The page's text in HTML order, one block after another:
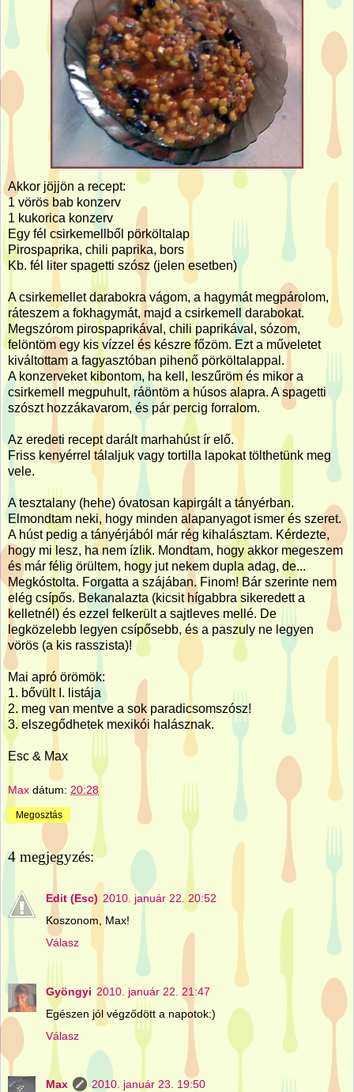
Akkor jöjjön a recept:
1 vörös bab konzerv
1 kukorica konzerv
Egy fél csirkemellből pörköltalap
Pirospaprika, chili paprika, bors
Kb. fél liter spagetti szósz (jelen esetben)
A csirkemellet darabokra vágom, a hagymát megpárolom,
ráteszem a fokhagymát, majd a csirkemell darabokat.
Megszórom pirospaprikával, chili paprikával, sózom,
felöntöm egy kis vízzel és készre főzöm. Ezt a műveletet
kiváltottam a fagyasztóban pihenő pörköltalappal.
A konzerveket kibontom, ha kell, leszűröm és mikor a
csirkemell megpuhult, ráöntöm a húsos alapra. A spagetti
szószt hozzákavarom, és pár percig forralom.
Az eredeti recept darált marhahúst ír elő.
Friss kenyérrel tálaljuk vagy tortilla lapokat tölthetünk meg
vele.
A tesztalany (hehe) óvatosan kapirgált a tányérban.
Elmondtam neki, hogy minden alapanyagot ismer és szeret.
A húst pedig a tányérjából már rég kihalásztam. Kérdezte,
hogy mi lesz, ha nem ízlik. Mondtam, hogy akkor megeszem
és már félig örültem, hogy jut nekem dupla adag, de...
Megkóstolta. Forgatta a szájában. Finom! Bár szerinte nem
elég csípős. Bekanalazta (kicsit hígabbra sikeredett a
kelletnél) és ezzel felkerült a sajtleves mellé. De
legközelebb legyen csípősebb, és a paszuly ne legyen
vörös (a kis rasszista)!
Mai apró örömök:
1. bővült I. listája
2. meg van mentve a sok paradicsomszósz!
3. elszegődhetek mexikói halásznak.
Esc & Max
Max dátum: 20:28
Megosztás
4 megjegyzés:
Edit (Esc) 2010. január 22. 20:52
Koszonom, Max!
Válasz
Gyöngyi 2010. január 22. 21:47
Egészen jól végződött a napotok:)
Válasz
Max
2010. január 23. 19:50